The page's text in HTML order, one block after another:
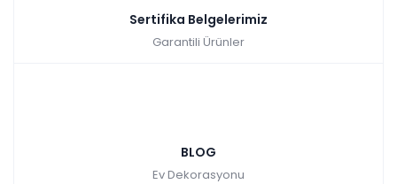
Sertifika Belgelerimiz
Garantili Ürünler
BLOG
Ev Dekorasyonu